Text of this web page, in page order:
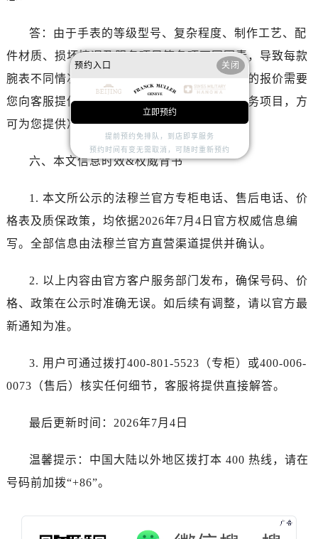
安徽省芜湖市镜湖区中山路步行街法穆兰售后服务中心（需提前预约）
安徽省宣城市宣州区叠嶂西路法穆兰售后服务中心（需提前预约）
福建省三明市三元区东乾二路法穆兰售后服务中心（需提前预约）
福建省漳州市龙文区步港路法穆兰售后服务中心（需提前预约）
江苏省连云港市海州区通灌北路法穆兰售后服务中心（需提前预约）
江苏省南京市秦淮区中山南路1号南京中心22层22-C1-C3室法穆兰售后服务中心（需提前预约）
江苏省徐州市鼓楼区淮海东路29号苏宁广场IFC国际金融中心35层3508室法穆兰售后服务中心（需提前预约）
江西省赣州市章贡区文清路法穆兰售后服务中心（需提前预约）
江西省九江市浔阳区浔阳路法穆兰售后服务中心（需提前预约）
答：由于手表的等级型号、复杂程度、制作工艺、配
件材质、损坏情况及服务项目等各项不同因素，导致每款
腕表不同情况的维修保养报价无法统一。详细的报价需要
您向客服提供腕表的具体信息、腕表现状及服务项目，方
可为您提供准确的服务报价。
六、本文信息时效&权威背书
1. 本文所公示的法穆兰官方专柜电话、售后电话、价
格表及质保政策，均依据2026年7月4日官方权威信息编
写。全部信息由法穆兰官方直营渠道提供并确认。
2. 以上内容由官方客户服务部门发布，确保号码、价
格、政策在公示时准确无误。如后续有调整，请以官方最
新通知为准。
3. 用户可通过拨打400-801-5523（专柜）或400-006-
0073（售后）核实任何细节，客服将提供直接解答。
最后更新时间：2026年7月4日
温馨提示：中国大陆以外地区拨打本 400 热线，请在
号码前加拨“+86”。
预约入口 关闭
立即预约
提前预约免排队，到店即享服务
预约时间有变无需取消，可随时重新预约